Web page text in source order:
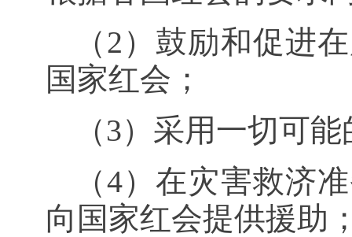
（2 ）鼓励和促进
国家红会；
（3）采用一切可
（4）在灾害救济
向国家红会提供援助